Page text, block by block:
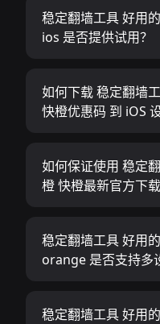
稳定翻墙工具 好用
ios 是否提供试用？
如何下载 稳定翻墙
快橙优惠码 到 iOS
如何保证使用 稳定
橙 快橙最新官方下
稳定翻墙工具 好用
orange 是否支持多
稳定翻墙工具 好用